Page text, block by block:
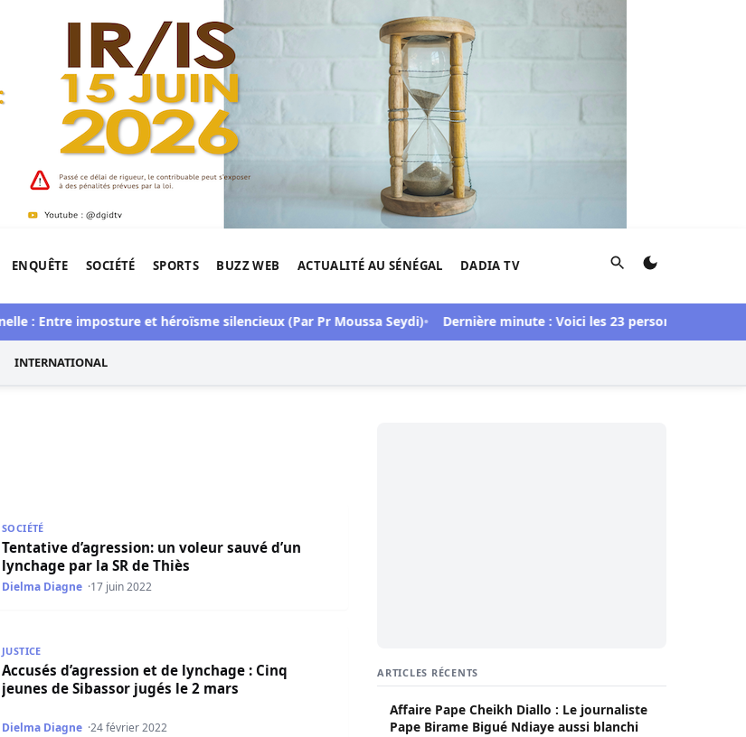
l'Afrique.
ENQUÊTE SOCIÉTÉ SPORTS BUZZ WEB ACTUALITÉ AU SÉNÉGAL DADIA TV Rechercher
Entre imposture et héroïsme silencieux (Par Pr Moussa Seydi) Dernière minute : Voici les 23 personnes libérées
INTERNATIONAL
SOCIÉTÉ
Tentative d’agression: un voleur sauvé d’un
lynchage par la SR de Thiès
Dielma Diagne 17 juin 2022
JUSTICE
Accusés d’agression et de lynchage : Cinq
jeunes de Sibassor jugés le 2 mars
Dielma Diagne 24 février 2022
ARTICLES RÉCENTS
Affaire Pape Cheikh Diallo : Le journaliste
Pape Birame Bigué Ndiaye aussi blanchi